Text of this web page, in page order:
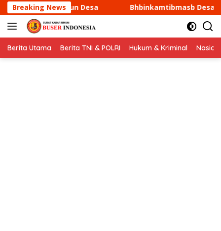
Langsung
ke
konten
Breaking News
Bhbinkamtibmasb Desa Sukamantri Sambang dan
Berita Utama Berita TNI & POLRI Hukum & Kriminal